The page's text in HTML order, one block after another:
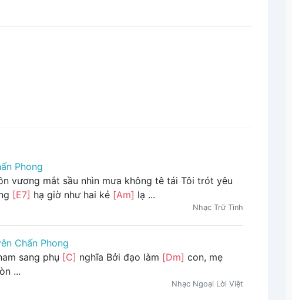
Phong
vương mắt sầu nhìn mưa không tê tái Tôi trót yêu
[E7] hạ giờ như hai kẻ [Am] lạ ...
Nhạc Trữ Tình
Chấn Phong
sang phụ [C] nghĩa Bởi đạo làm [Dm] con, mẹ
...
Nhạc Ngoại Lời Việt